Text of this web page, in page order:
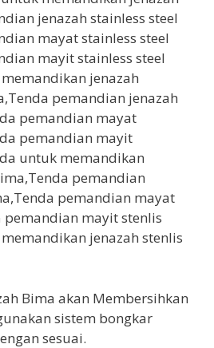
Bima akan Membersihkan
sistem bongkar
sesuai.